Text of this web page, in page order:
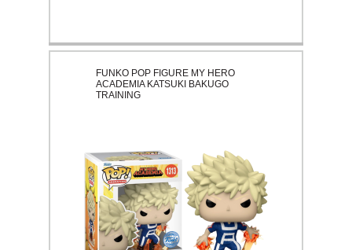
FUNKO POP FIGURE MY HERO
ACADEMIA KATSUKI BAKUGO
TRAINING